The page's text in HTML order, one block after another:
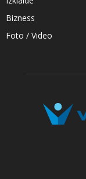
Bizness
Foto / Video